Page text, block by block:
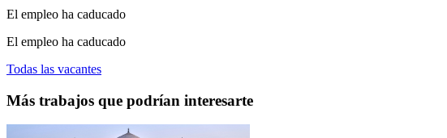
El empleo ha caducado
El empleo ha caducado
Todas las vacantes
Más trabajos que podrían interesarte